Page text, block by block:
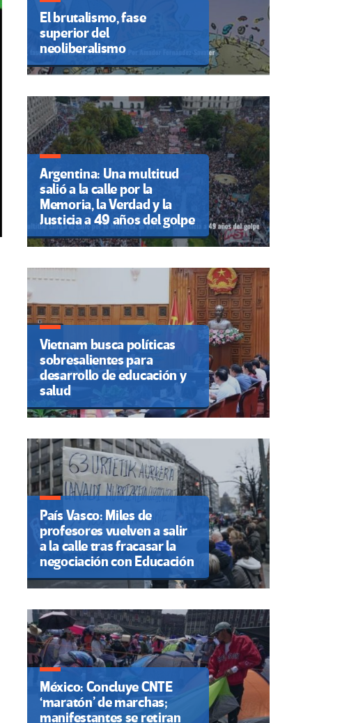
El brutalismo, fase
superior del
neoliberalismo
Argentina: Una multitud
salió a la calle por la
Memoria, la Verdad y la
Justicia a 49 años del golpe
Vietnam busca políticas
sobresalientes para
desarrollo de educación y
salud
País Vasco: Miles de
profesores vuelven a salir
a la calle tras fracasar la
negociación con Educación
México: Concluye CNTE
‘maratón’ de marchas;
manifestantes se retiran